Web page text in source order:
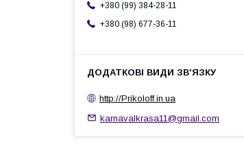
+380 (99) 384-28-11
+380 (98) 677-36-11
http://Prikoloff.in.ua
karnavalkrasa11@gmail.com